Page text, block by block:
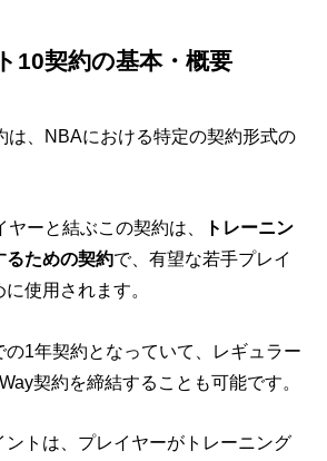
10契約の基本・概要
は、NBAにおける特定の契約形式の
ーと結ぶこの契約は、
トレーニン
るための契約で、有望な若手プレイ
使用されます。
の1年契約となっていて、レギュラー
契約を締結することも可能です。
ントは、プレイヤーがトレーニング